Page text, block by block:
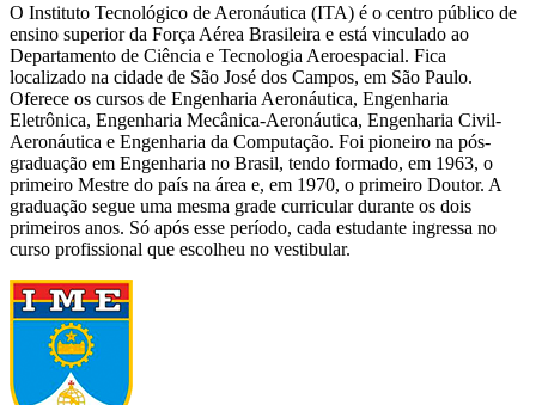
O Instituto Tecnológico de Aeronáutica (ITA) é o centro público de
ensino superior da Força Aérea Brasileira e está vinculado ao
Departamento de Ciência e Tecnologia Aeroespacial. Fica
localizado na cidade de São José dos Campos, em São Paulo.
Oferece os cursos de Engenharia Aeronáutica, Engenharia
Eletrônica, Engenharia Mecânica-Aeronáutica, Engenharia Civil-
Aeronáutica e Engenharia da Computação. Foi pioneiro na pós-
graduação em Engenharia no Brasil, tendo formado, em 1963, o
primeiro Mestre do país na área e, em 1970, o primeiro Doutor. A
graduação segue uma mesma grade curricular durante os dois
primeiros anos. Só após esse período, cada estudante ingressa no
curso profissional que escolheu no vestibular.